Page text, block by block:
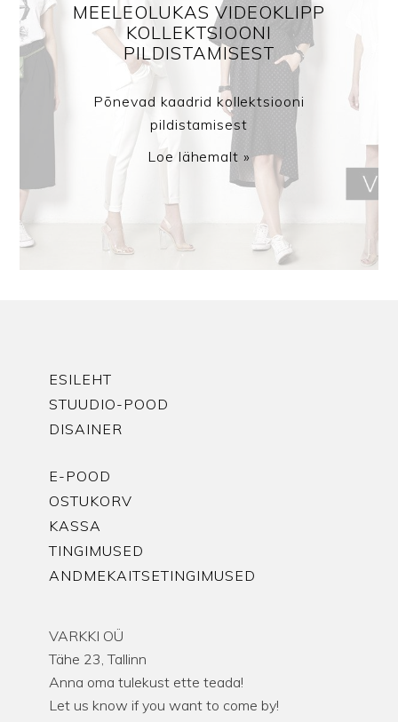
MEELEOLUKAS VIDEOKLIPP
KOLLEKTSIOONI
PILDISTAMISEST
Põnevad kaadrid kollektsiooni
pildistamisest
Loe lähemalt »
ESILEHT
STUUDIO-POOD
DISAINER
E-POOD
OSTUKORV
KASSA
TINGIMUSED
ANDMEKAITSETINGIMUSED
VARKKI OÜ
Tähe 23, Tallinn
Anna oma tulekust ette teada!
Let us know if you want to come by!